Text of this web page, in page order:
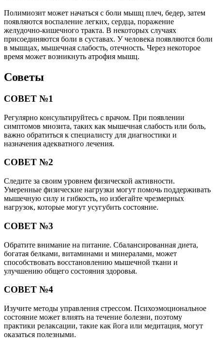
Полимиозит может начаться с боли мышц плеч, бедер, затем
появляются воспаление легких, сердца, поражение
желудочно-кишечного тракта. В некоторых случаях
присоединяются боли в суставах. У человека появляются боли
в мышцах, мышечная слабость, отечность. Через некоторое
время может возникнуть атрофия мышц.
Советы
СОВЕТ №1
Регулярно консультируйтесь с врачом. При появлении
симптомов миозита, таких как мышечная слабость или боль,
важно обратиться к специалисту для диагностики и
назначения адекватного лечения.
СОВЕТ №2
Следите за своим уровнем физической активности.
Умеренные физические нагрузки могут помочь поддерживать
мышечную силу и гибкость, но избегайте чрезмерных
нагрузок, которые могут усугубить состояние.
СОВЕТ №3
Обратите внимание на питание. Сбалансированная диета,
богатая белками, витаминами и минералами, может
способствовать восстановлению мышечной ткани и
улучшению общего состояния здоровья.
СОВЕТ №4
Изучите методы управления стрессом. Психоэмоциональное
состояние может влиять на течение болезни, поэтому
практики релаксации, такие как йога или медитация, могут
оказаться полезными.